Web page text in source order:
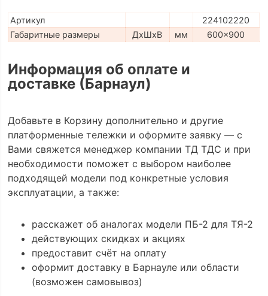
Артикул
224102220
Габаритные размеры
ДхШхВ мм 600x900
Информация об оплате и
доставке (Барнаул)
Добавьте в Корзину дополнительно и другие
платформенные тележки и оформите заявку — с
Вами свяжется менеджер компании ТД ТДС и при
необходимости поможет с выбором наиболее
подходящей модели под конкретные условия
эксплуатации, а также:
расскажет об аналогах модели ПБ-2 для ТЯ-2
действующих скидках и акциях
предоставит счёт на оплату
оформит доставку в Барнауле или области
(возможен самовывоз)